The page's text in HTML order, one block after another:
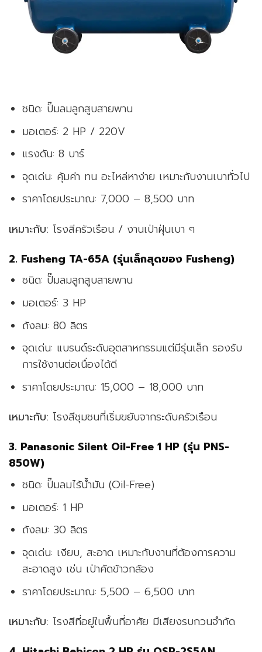
ชนิด: ปั๊มลมลูกสูบสายพาน
มอเตอร์: 2 HP / 220V
แรงดัน: 8 บาร์
จุดเด่น: คุ้มค่า ทน อะไหล่หาง่าย เหมาะกับงานเบาทั่วไป
ราคาโดยประมาณ: 7,000 – 8,500 บาท
เหมาะกับ: โรงสีครัวเรือน / งานเป่าฝุ่นเบา ๆ
2. Fusheng TA-65A (รุ่นเล็กสุดของ Fusheng)
ชนิด: ปั๊มลมลูกสูบสายพาน
มอเตอร์: 3 HP
ถังลม: 80 ลิตร
จุดเด่น: แบรนด์ระดับอุตสาหกรรมแต่มีรุ่นเล็ก รองรับ
การใช้งานต่อเนื่องได้ดี
ราคาโดยประมาณ: 15,000 – 18,000 บาท
เหมาะกับ: โรงสีชุมชนที่เริ่มขยับจากระดับครัวเรือน
3. Panasonic Silent Oil-Free 1 HP (รุ่น PNS-
850W)
ชนิด: ปั๊มลมไร้น้ำมัน (Oil-Free)
มอเตอร์: 1 HP
ถังลม: 30 ลิตร
จุดเด่น: เงียบ, สะอาด เหมาะกับงานที่ต้องการความ
สะอาดสูง เช่น เป่าคัดข้าวกล้อง
ราคาโดยประมาณ: 5,500 – 6,500 บาท
เหมาะกับ: โรงสีที่อยู่ในพื้นที่อาศัย มีเสียงรบกวนจำกัด